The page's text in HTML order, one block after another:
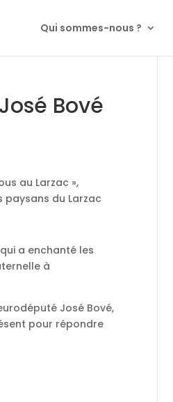
Qui sommes-nous ?
Bové
au Larzac »,
du Larzac
a enchanté les
à
José Bové,
pour répondre